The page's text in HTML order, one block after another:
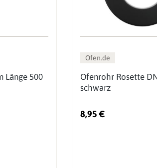
Länge 500
Ofen.de
Ofenrohr Rosette
schwarz
8,95 €